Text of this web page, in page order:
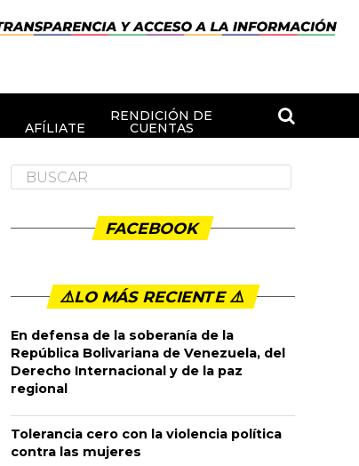
AFÍLIATE
RENDICIÓN DE
CUENTAS
FACEBOOK
⚠️LO MÁS RECIENTE ⚠️️
En defensa de la soberanía de la
República Bolivariana de Venezuela, del
Derecho Internacional y de la paz
regional
Tolerancia cero con la violencia política
contra las mujeres